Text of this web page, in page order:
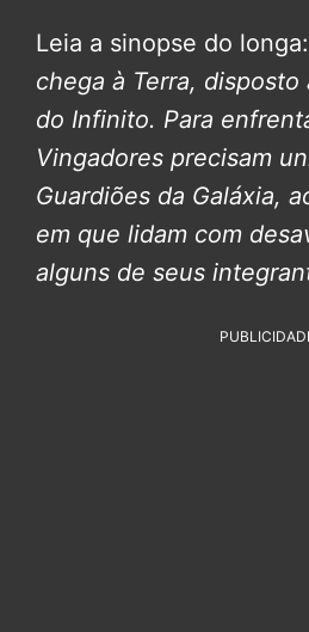
Leia a sinopse do longa:
chega à Terra,
do Infinito. Para
Vingadores precisam
Guardiões da Galáxia,
em que lidam com
alguns de seus